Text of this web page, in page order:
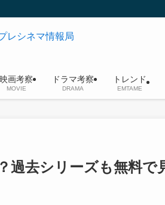
映画考察
MOVIE
ドラマ考察
DRAMA
トレンド
EMTAME
過去シリーズも無料で